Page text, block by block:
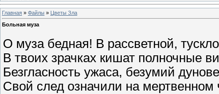
Главная » Файлы » Цветы Зла
Больная муза
О муза бедная! В рассветной,
В твоих зрачках кишат полночные
Безгласность ужаса, безумий
Свой след означили на мертвенном